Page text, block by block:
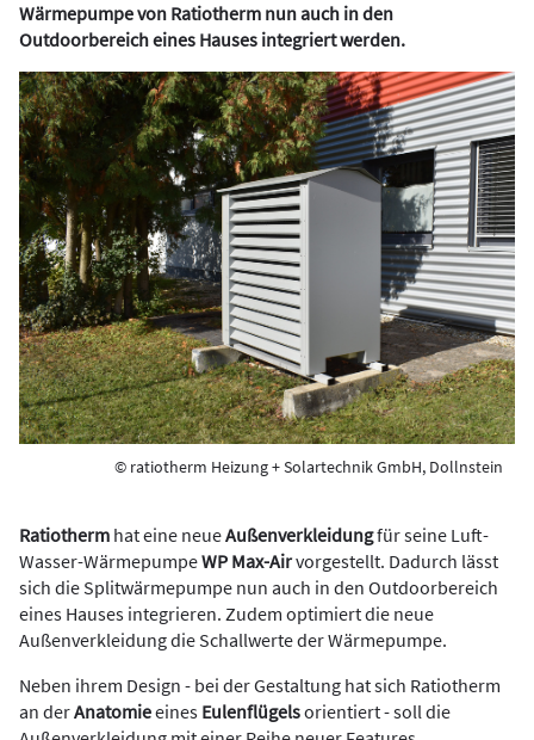
Wärmepumpe von Ratiotherm nun auch in den
Outdoorbereich eines Hauses integriert werden.
© ratiotherm Heizung + Solartechnik GmbH, Dollnstein
Ratiotherm hat eine neueAußenverkleidungfür seine Luft-
Wasser-WärmepumpeWP Max-Airvorgestellt. Dadurch lässt
sich die Splitwärmepumpe nun auch in den Outdoorbereich
eines Hauses integrieren. Zudem optimiert die neue
Außenverkleidung die Schallwerte der Wärmepumpe.
Neben ihrem Design - bei der Gestaltung hat sich Ratiotherm
an derAnatomieeines Eulenflügelsorientiert - soll die